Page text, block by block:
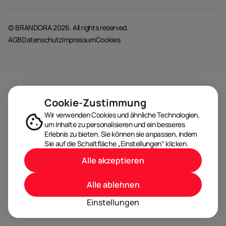
© BRANDORA 2026. All rights reserved.
AGBDatenschutzImpressumCookies
Cookie-Zustimmung
Wir verwenden Cookies und ähnliche Technologien,
um Inhalte zu personalisieren und ein besseres
Erlebnis zu bieten. Sie können sie anpassen, indem
Sie auf die Schaltfläche „Einstellungen“ klicken.
Einstellungen
Alle ablehnen
Alle akzeptieren